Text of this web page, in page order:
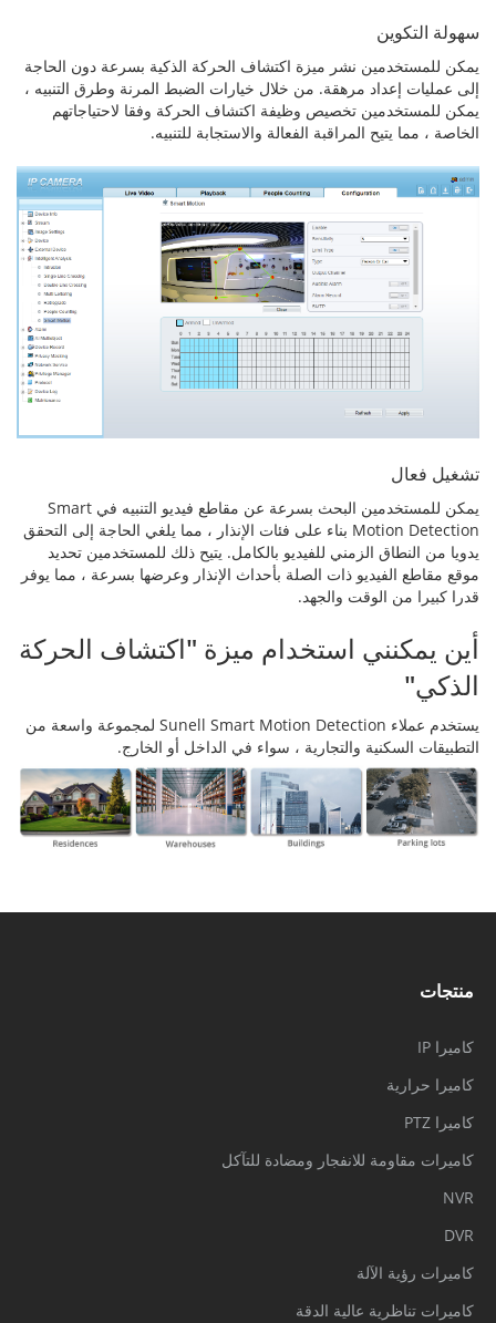
سهولة التكوين
يمكن للمستخدمين نشر ميزة اكتشاف الحركة الذكية بسرعة دون الحاجة
إلى عمليات إعداد مرهقة. من خلال خيارات الضبط المرنة وطرق التنبيه ،
يمكن للمستخدمين تخصيص وظيفة اكتشاف الحركة وفقا لاحتياجاتهم
الخاصة ، مما يتيح المراقبة الفعالة والاستجابة للتنبيه.
تشغيل فعال
يمكن للمستخدمين البحث بسرعة عن مقاطع فيديو التنبيه في Smart
Motion Detection بناء على فئات الإنذار ، مما يلغي الحاجة إلى التحقق
يدويا من النطاق الزمني للفيديو بالكامل. يتيح ذلك للمستخدمين تحديد
موقع مقاطع الفيديو ذات الصلة بأحداث الإنذار وعرضها بسرعة ، مما يوفر
قدرا كبيرا من الوقت والجهد.
أين يمكنني استخدام ميزة "اكتشاف الحركة
الذكي"
يستخدم عملاء Sunell Smart Motion Detection لمجموعة واسعة من
التطبيقات السكنية والتجارية ، سواء في الداخل أو الخارج.
منتجات
كاميرا IP
كاميرا حرارية
كاميرا PTZ
كاميرات مقاومة للانفجار ومضادة للتآكل
NVR
DVR
كاميرات رؤية الآلة
كاميرات تناظرية عالية الدقة